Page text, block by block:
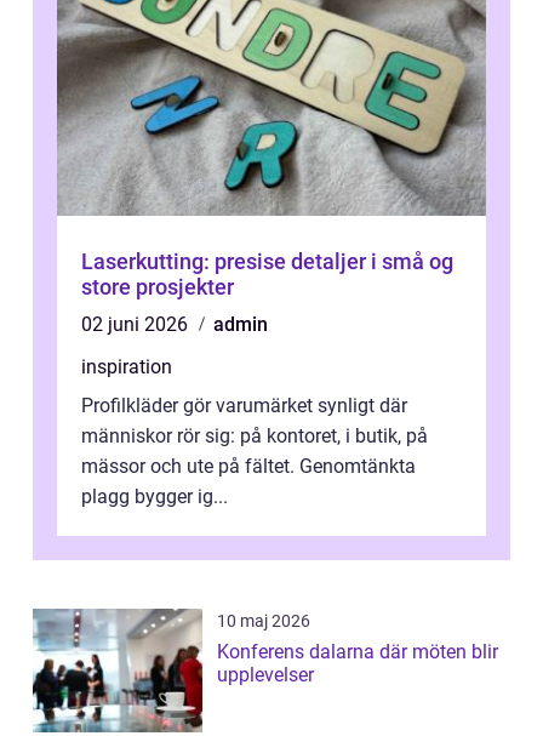
Laserkutting: presise detaljer i små og
store prosjekter
02 juni 2026
admin
inspiration
Profilkläder gör varumärket synligt där
människor rör sig: på kontoret, i butik, på
mässor och ute på fältet. Genomtänkta
plagg bygger ig...
10 maj 2026
Konferens dalarna där möten blir
upplevelser